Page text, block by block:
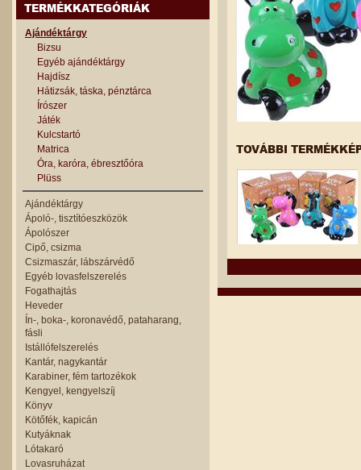
TERMÉKKATEGÓRIÁK
Ajándéktárgy
Bizsu
Egyéb ajándéktárgy
Hajdísz
Hátizsák, táska, pénztárca
Írószer
Játék
Kulcstartó
Matrica
Óra, karóra, ébresztőóra
Plüss
Ajándéktárgy
Ápoló-, tisztítóeszközök
Ápolószer
Cipő, csizma
Csizmaszár, lábszárvédő
Egyéb lovasfelszerelés
Fogathajtás
Heveder
Ín-, boka-, koronavédő, pataharang,
fásli
Istállófelszerelés
Kantár, nagykantár
Karabiner, fém tartozékok
Kengyel, kengyelszíj
Könyv
Kötőfék, kapicán
Kutyáknak
Lótakaró
Lovasruházat
TOVÁBBI